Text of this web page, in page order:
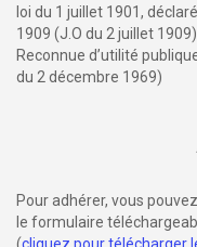
loi du 1 juillet 1901,
1909 (J.O du 2 juillet 1909)
Reconnue d’utilité
du 2 décembre 1969)
Pour adhérer, vous
le formulaire
(cliquez pour télécharger